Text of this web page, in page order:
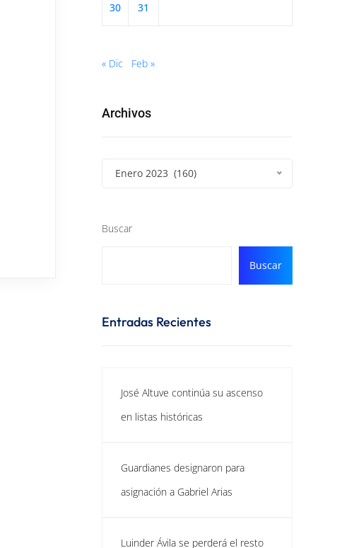
30 31
« Dic Feb »
Archivos
Enero 2023 (160)
Buscar
Buscar
Entradas Recientes
José Altuve continúa su ascenso
en listas históricas
Guardianes designaron para
asignación a Gabriel Arias
Luinder Ávila se perderá el resto